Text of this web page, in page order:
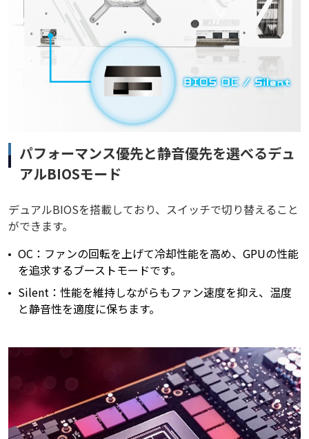
パフォーマンス優先と静音優先を選べるデュ
アルBIOSモード
デュアルBIOSを搭載しており、スイッチで切り替えること
ができます。
OC：ファンの回転を上げて冷却性能を高め、GPUの性能
を追求するブーストモードです。
Silent：性能を維持しながらもファン速度を抑え、温度
と静音性を適度に保ちます。